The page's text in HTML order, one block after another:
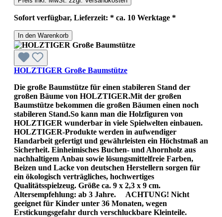
Sofort verfügbar, Lieferzeit: * ca. 10 Werktage *
In den Warenkorb
HOLZTIGER Große Baumstütze
Die große Baumstütze für einen stabileren Stand der
großen Bäume von HOLZTIGER.Mit der großen
Baumstütze bekommen die großen Bäumen einen noch
stabileren Stand.So kann man die Holzfiguren von
HOLZTIGER wunderbar in viele Spielwelten einbauen.
HOLZTIGER-Produkte werden in aufwendiger
Handarbeit gefertigt und gewährleisten ein Höchstmaß an
Sicherheit. Einheimisches Buchen- und Ahornholz aus
nachhaltigem Anbau sowie lösungsmittelfreie Farben,
Beizen und Lacke von deutschen Herstellern sorgen für
ein ökologisch verträgliches, hochwertiges
Qualitätsspielzeug. Größe ca. 9 x 2,3 x 9 cm.
Altersempfehlung: ab 3 Jahre. ACHTUNG! Nicht
geeignet für Kinder unter 36 Monaten, wegen
Erstickungsgefahr durch verschluckbare Kleinteile.